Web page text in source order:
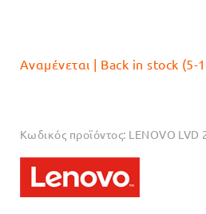
Αναμένεται | Back in stock (5-
Κωδικός προϊόντος: LENOVO LVD